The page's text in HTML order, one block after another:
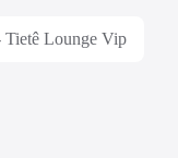
Tietê Lounge Vip